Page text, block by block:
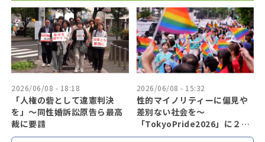
2026/06/08 - 18:18
「人権の砦として違憲判決
を」〜同性婚訴訟原告ら最高
裁に要請
2026/06/08 - 15:32
性的マイノリティーに偏見や
差別ない社会を〜
「TokyoPride2026」に２７
万人